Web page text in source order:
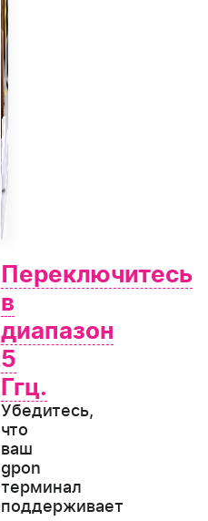
Переключитесь
в
диапазон
5
Ггц.
Убедитесь,
что
ваш
gpon
терминал
поддерживает